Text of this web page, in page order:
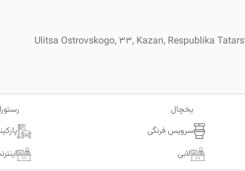
Ulitsa Ostrovskogo, 33, Kazan, Respublika
یخچال
سرویس فرنگی
لابی